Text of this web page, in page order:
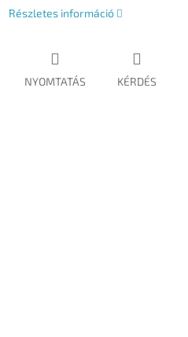
Részletes információ
NYOMTATÁS KÉRDÉS